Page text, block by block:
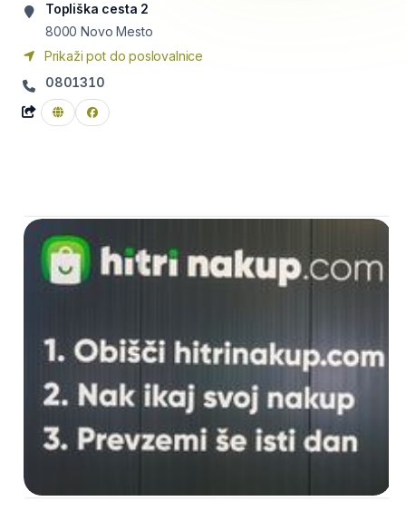
Topliška cesta 2
8000 Novo Mesto
Prikaži pot do poslovalnice
0801310